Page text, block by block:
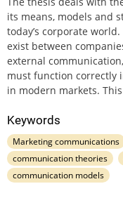
its means, models and
today’s corporate
exist between
external
must function correctly
in modern markets.
Keywords
Marketing communications
communication theories
communication models